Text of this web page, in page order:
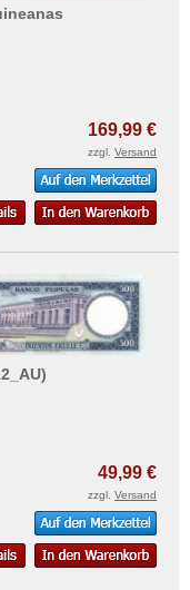
169,99 €
zzgl. Versand
49,99 €
zzgl. Versand